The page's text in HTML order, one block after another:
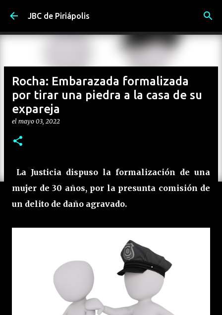
Ir al contenido principal
JBC de Piriápolis
Rocha: Embarazada formalizada
por tirar una piedra a la casa de su
expareja
el mayo 03, 2022
La Justicia dispuso la formalización de una
mujer de 30 años, por la presunta comisión de
un delito de daño agravado.